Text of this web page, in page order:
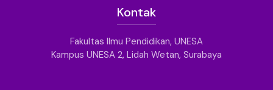
Kontak
Fakultas Ilmu Pendidikan, UNESA
Kampus UNESA 2, Lidah Wetan, Surabaya